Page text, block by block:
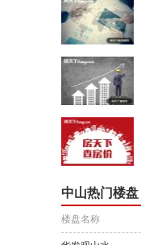
中山热门楼盘
楼盘名称